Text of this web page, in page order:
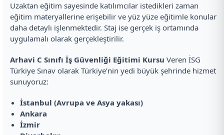
Uzaktan eğitim sayesinde katılımcılar istedikleri zaman
eğitim materyallerine erişebilir ve yüz yüze eğitimle konular
daha detaylı işlenmektedir. Staj ise gerçek iş ortamında
uygulamalı olarak gerçekleştirilir.
Arhavi C Sınıfı İş Güvenliği Eğitimi Kursu Veren İSG
Türkiye Sınav olarak Türkiye’nin yedi büyük şehrinde hizmet
sunuyoruz:
İstanbul (Avrupa ve Asya yakası)
Ankara
İzmir